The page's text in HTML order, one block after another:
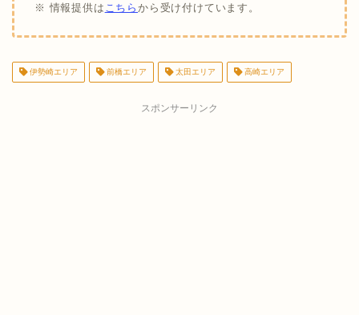
※ 情報提供は こちらから受け付けています。
伊勢崎エリア 前橋エリア 太田エリア 高崎エリア
スポンサーリンク